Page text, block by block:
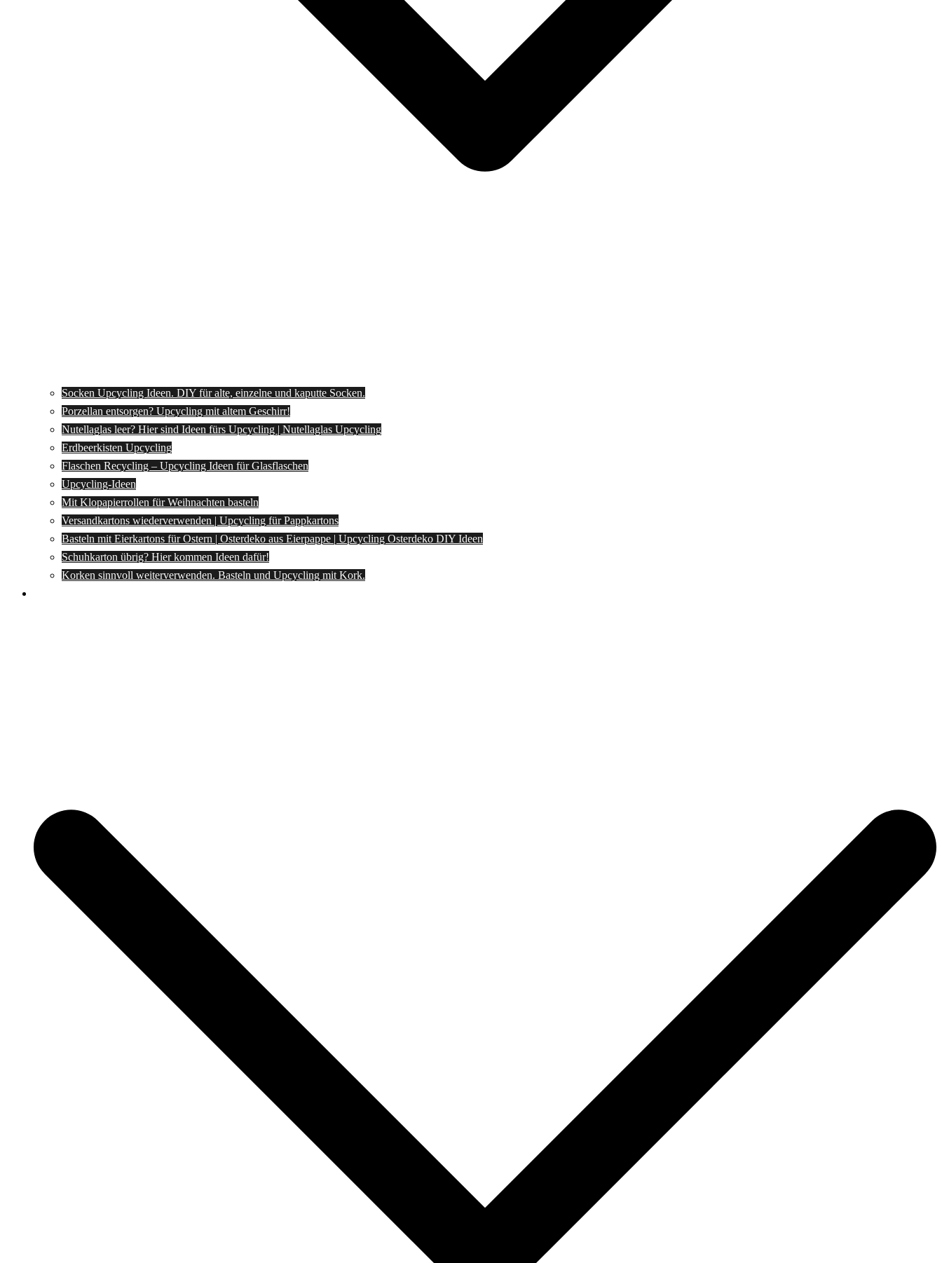
Socken Upcycling Ideen. DIY für alte, einzelne und kaputte Socken.
Porzellan entsorgen? Upcycling mit altem Geschirr!
Nutellaglas leer? Hier sind Ideen fürs Upcycling | Nutellaglas Upcycling
Erdbeerkisten Upcycling
Flaschen Recycling – Upcycling Ideen für Glasflaschen
Upcycling-Ideen
Mit Klopapierrollen für Weihnachten basteln
Versandkartons wiederverwenden | Upcycling für Pappkartons
Basteln mit Eierkartons für Ostern | Osterdeko aus Eierpappe | Upcycling Osterdeko DIY Ideen
Schuhkarton übrig? Hier kommen Ideen dafür!
Korken sinnvoll weiterverwenden. Basteln und Upcycling mit Kork.